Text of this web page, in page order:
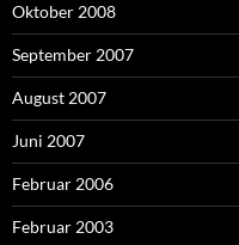
Oktober 2008
September 2007
August 2007
Juni 2007
Februar 2006
Februar 2003